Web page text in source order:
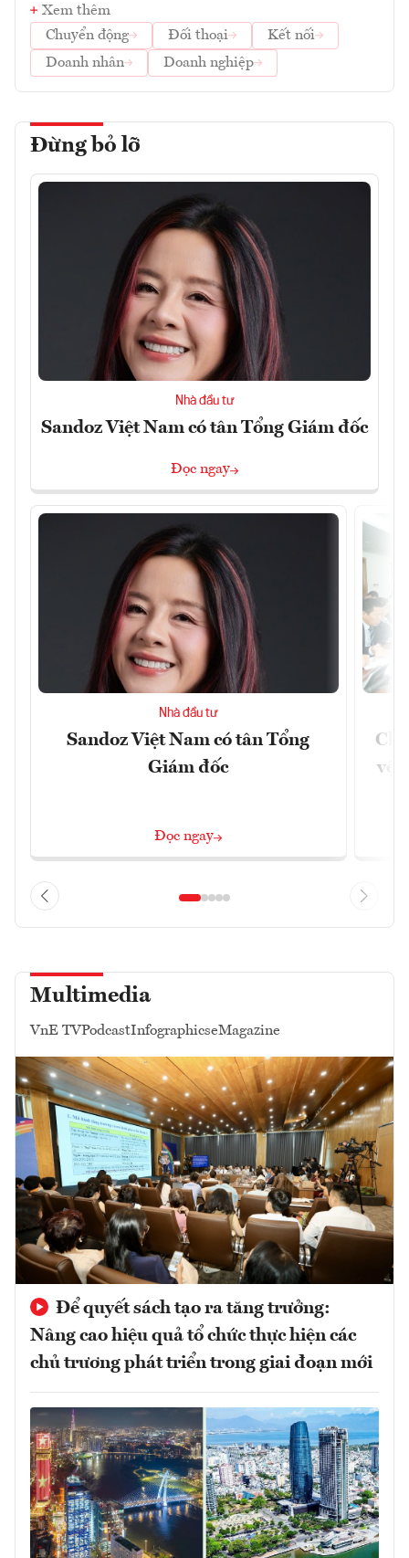
Xem thêm
Chuyển động
Đối thoại
Kết nối
Doanh nhân
Doanh nghiệp
Đừng bỏ lỡ
Nhà đầu tư
Sandoz Việt Nam có tân Tổng Giám đốc
Đọc ngay
Nhà đầu tư
Sandoz Việt Nam có tân Tổng
Giám đốc
Đọc ngay
vệ
Multimedia
VnE TVPodcastInfographicseMagazine
Để quyết sách tạo ra tăng trưởng:
Nâng cao hiệu quả tổ chức thực hiện các
chủ trương phát triển trong giai đoạn mới